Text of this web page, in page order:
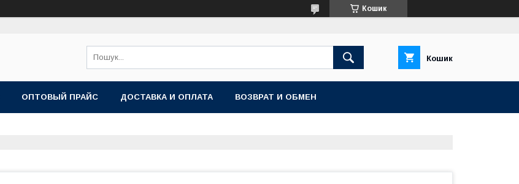
Кошик
Кошик
ОПТОВЫЙ ПРАЙС ДОСТАВКА И ОПЛАТА ВОЗВРАТ И ОБМЕН